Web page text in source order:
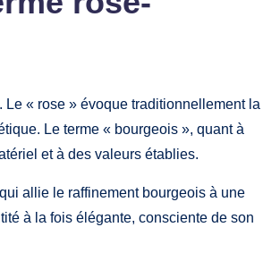
« rose » évoque traditionnellement la
Le terme « bourgeois », quant à
et à des valeurs établies.
allie le raffinement bourgeois à une
à la fois élégante, consciente de son